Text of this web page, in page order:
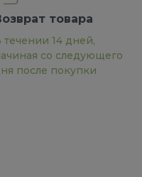
товара
течении 14 дней,
со следующего
после покупки